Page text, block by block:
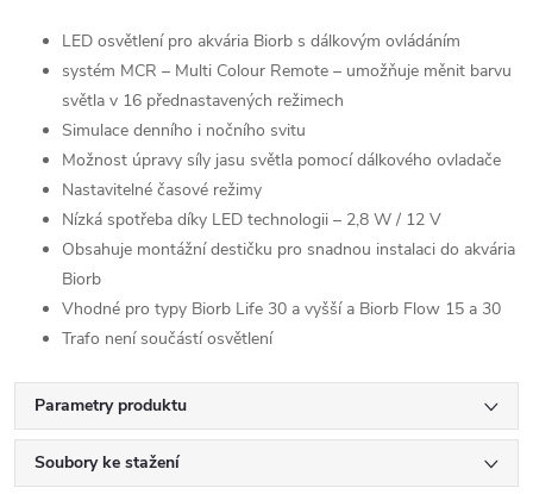
LED osvětlení pro akvária Biorb s dálkovým ovládáním
systém MCR – Multi Colour Remote – umožňuje měnit barvu
světla v 16 přednastavených režimech
Simulace denního i nočního svitu
Možnost úpravy síly jasu světla pomocí dálkového ovladače
Nastavitelné časové režimy
Nízká spotřeba díky LED technologii – 2,8 W / 12 V
Obsahuje montážní destičku pro snadnou instalaci do akvária
Biorb
Vhodné pro typy Biorb Life 30 a vyšší a Biorb Flow 15 a 30
Trafo není součástí osvětlení
Parametry produktu
Soubory ke stažení